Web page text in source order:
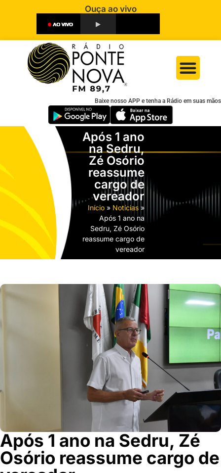
Ouça ao vivo
Baixe nosso APP e tenha a Rádio em suas mãos
Após 1 ano
na Sedru,
Zé Osório
reassume
cargo de
vereador
Início » Notícias »
Após 1 ano na
Sedru, Zé Osório
reassume cargo de
vereador
Após 1 ano na Sedru, Zé
Osório reassume cargo de